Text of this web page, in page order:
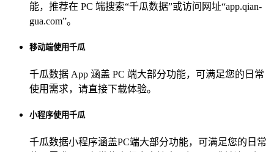
能，推荐在 PC 端搜索“千瓜数据”或访问网址“app.qian-
gua.com”。
移动端使用千瓜
千瓜数据 App 涵盖 PC 端大部分功能，可满足您的日常
使用需求，请直接下载体验。
小程序使用千瓜
千瓜数据小程序涵盖PC端大部分功能，可满足您的日常